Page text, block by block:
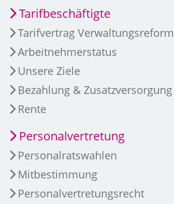
Tarifbeschäftigte
Tarifvertrag Verwaltungsreform
Arbeitnehmerstatus
Unsere Ziele
Bezahlung & Zusatzversorgung
Rente
Personalvertretung
Personalratswahlen
Mitbestimmung
Personalvertretungsrecht